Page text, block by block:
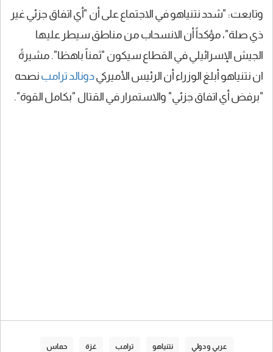
وتابعت: "شدد نتنياهو في الاجتماع على أن "أي اتفاق جزئي غير
ذي صلة"، مؤكداً أن الانسحاب من مناطق سيطر عليها
الجيش الإسرائيلي في القطاع سيكون "ثمناً باهظا". مشيرةً
ان نتنياهو أبلغ الوزراء أن الرئيس الأميركيدونالد ترامب نصحه
"برفض أي اتفاق جزئي" والاستمرار في القتال "بكامل القوة".
عربي و دولي نتنياهو ترامب غزة حماس